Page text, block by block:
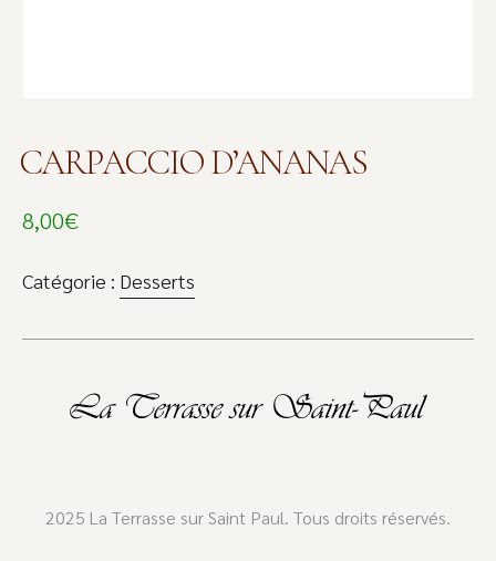
CARPACCIO D’ANANAS
8,00€
Catégorie : Desserts
2025 La Terrasse sur Saint Paul. Tous droits réservés.